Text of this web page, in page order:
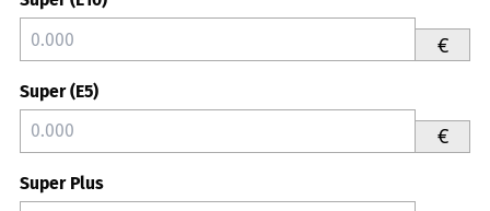
€
Super (E5)
€
Super Plus